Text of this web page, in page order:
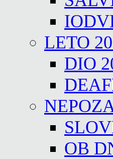
LETO
DIO
OB